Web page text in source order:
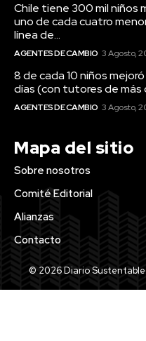
Chile tiene 300 mil niños
uno de cada cuatro
línea de...
AGENTES DE CAMBIO 3 Agosto,
8 de cada 10 niños
días (con tutores de más
AGENTES DE CAMBIO 3 Agosto,
Mapa del sitio
Sobre nosotros
Comité Editorial
Alianzas
Contacto
© 2026 Diario